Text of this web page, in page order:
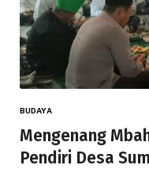
BUDAYA
Mengenang
Pendiri Desa